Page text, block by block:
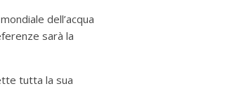
dell’acqua
sarà la
tutta la sua